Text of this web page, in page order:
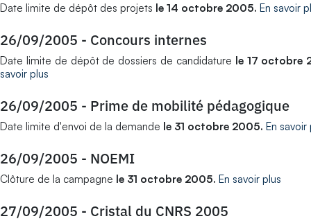
Date limite de dépôt des projets le 14 octobre 2005. En savoir
26/09/2005 - Concours internes
Date limite de dépôt de dossiers de candidature le 17 octobre
savoir plus
26/09/2005 - Prime de mobilité pédagogique
Date limite d'envoi de la demande le 31 octobre 2005. En savoir
26/09/2005 - NOEMI
Clôture de la campagne le 31 octobre 2005. En savoir plus
27/09/2005 - Cristal du CNRS 2005